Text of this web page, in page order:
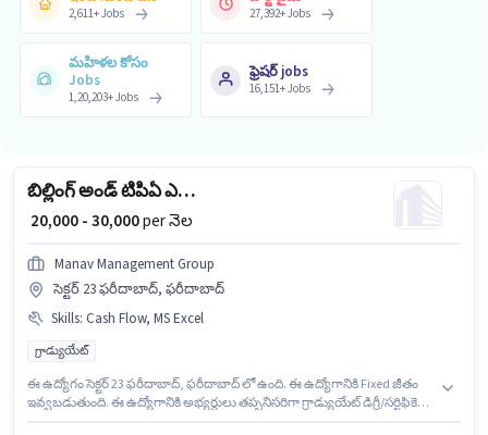
2,611+Jobs 27,392+Jobs
మహిళల కోసం
Jobs
1,20,203+Jobs
ఫ్రెషర్ jobs
16,151+Jobs
బిల్లింగ్ అండ్ టిపిఏ ఎగ్జిక్యూటివ్
₹ 20,000 - 30,000per నెల
Manav Management Group
సెక్టర్ 23 ఫరీదాబాద్, ఫరీదాబాద్
Skills: Cash Flow, MS Excel
గ్రాడ్యుయేట్
ఈ ఉద్యోగం సెక్టర్ 23 ఫరీదాబాద్, ఫరీదాబాద్ లో ఉంది. ఈ ఉద్యోగానికి Fixed జీతం
ఇవ్వబడుతుంది. ఈ ఉద్యోగానికి అభ్యర్థులు తప్పనిసరిగా గ్రాడ్యుయేట్ డిగ్రీ/సర్టిఫికెట్